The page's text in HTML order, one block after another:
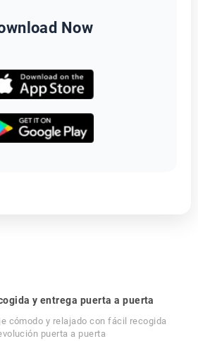
Now
y entrega puerta a puerta
cómodo y relajado con fácil recogida
puerta a puerta